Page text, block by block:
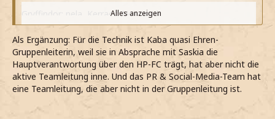
Gryffindor: nela, Kerracy, Nepomuk
Hufflepuff: Mabe, polarbaer001
Ravenclaw: d.ela, Natcho, Artemis
Slytherin: Altron, cori, isch83
- Vertrauenslehrer: Linnea McAllister, Daisy Whitestone (ist
aktuell beurlaubt)
- Forumsminister: Paige, Cookiebear
Alles anzeigen
Als Ergänzung: Für die Technik ist Kaba quasi Ehren-
Gruppenleiterin, weil sie in Absprache mit Saskia die
Hauptverantwortung über den HP-FC trägt, hat aber nicht die
aktive Teamleitung inne. Und das PR & Social-Media-Team hat
eine Teamleitung, die aber nicht in der Gruppenleitung ist.